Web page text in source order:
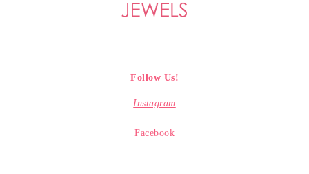
Follow Us!
Instagram
Facebook